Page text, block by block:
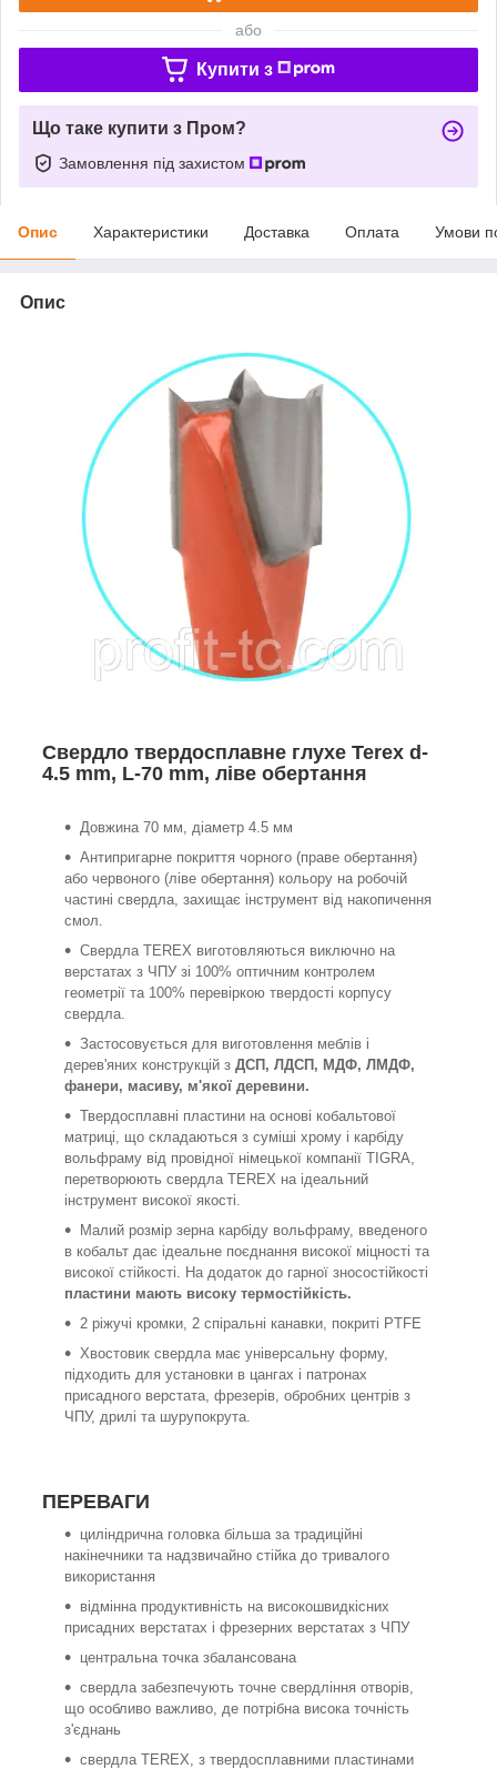
або
Купити з
Що таке купити з Пром?
Замовлення під захистом
Опис Характеристики Доставка Оплата Умови
Опис
Свердло твердосплавне глухе Terex d-
4.5 mm, L-70 mm, ліве обертання
Довжина 70 мм, діаметр 4.5 мм
Антипригарне покриття чорного (праве обертання)
або червоного (ліве обертання) кольору на робочій
частині свердла, захищає інструмент від накопичення
смол.
Свердла TEREX виготовляються виключно на
верстатах з ЧПУ зі 100% оптичним контролем
геометрії та 100% перевіркою твердості корпусу
свердла.
Застосовується для виготовлення меблів і
дерев'яних конструкцій з ДСП, ЛДСП, МДФ, ЛМДФ,
фанери, масиву, м'якої деревини.
Твердосплавні пластини на основі кобальтової
матриці, що складаються з суміші хрому і карбіду
вольфраму від провідної німецької компанії TIGRA,
перетворюють свердла TEREX на ідеальний
інструмент високої якості.
Малий розмір зерна карбіду вольфраму, введеного
в кобальт дає ідеальне поєднання високої міцності та
високої стійкості. На додаток до гарної зносостійкості
пластини мають високу термостійкість.
2 ріжучі кромки, 2 спіральні канавки, покриті PTFE
Хвостовик свердла має універсальну форму,
підходить для установки в цангах і патронах
присадного верстата, фрезерів, обробних центрів з
ЧПУ, дрилі та шурупокрута.
ПЕРЕВАГИ
циліндрична головка більша за традиційні
накінечники та надзвичайно стійка до тривалого
використання
відмінна продуктивність на високошвидкісних
присадних верстатах і фрезерних верстатах з ЧПУ
центральна точка збалансована
свердла забезпечують точне свердління отворів,
що особливо важливо, де потрібна висока точність
з'єднань
свердла TEREX, з твердосплавними пластинами